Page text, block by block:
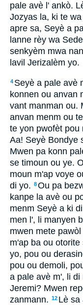
pale avè l' ankò.
Jozyas la, ki te
apre sa, Seyè a
lanne rèy wa
senkyèm mwa
lavil Jerizalèm yo.
4 Seyè a pale avè
konnen ou anvan
vant manman ou.
anvan menm ou
te yon pwofèt pou
Aa! Seyè Bondye
Mwen pa konn
se timoun ou ye.
moun m'ap voye
di yo. 8Ou pa
kanpe la avè ou
menm Seyè a ki
men l', li manyen
mwen mete
m'ap ba ou
yo, pou ou
pou ou demoli,
a pale avè m', li
Jeremi? Mwen
zanmann. 12 Lè sa